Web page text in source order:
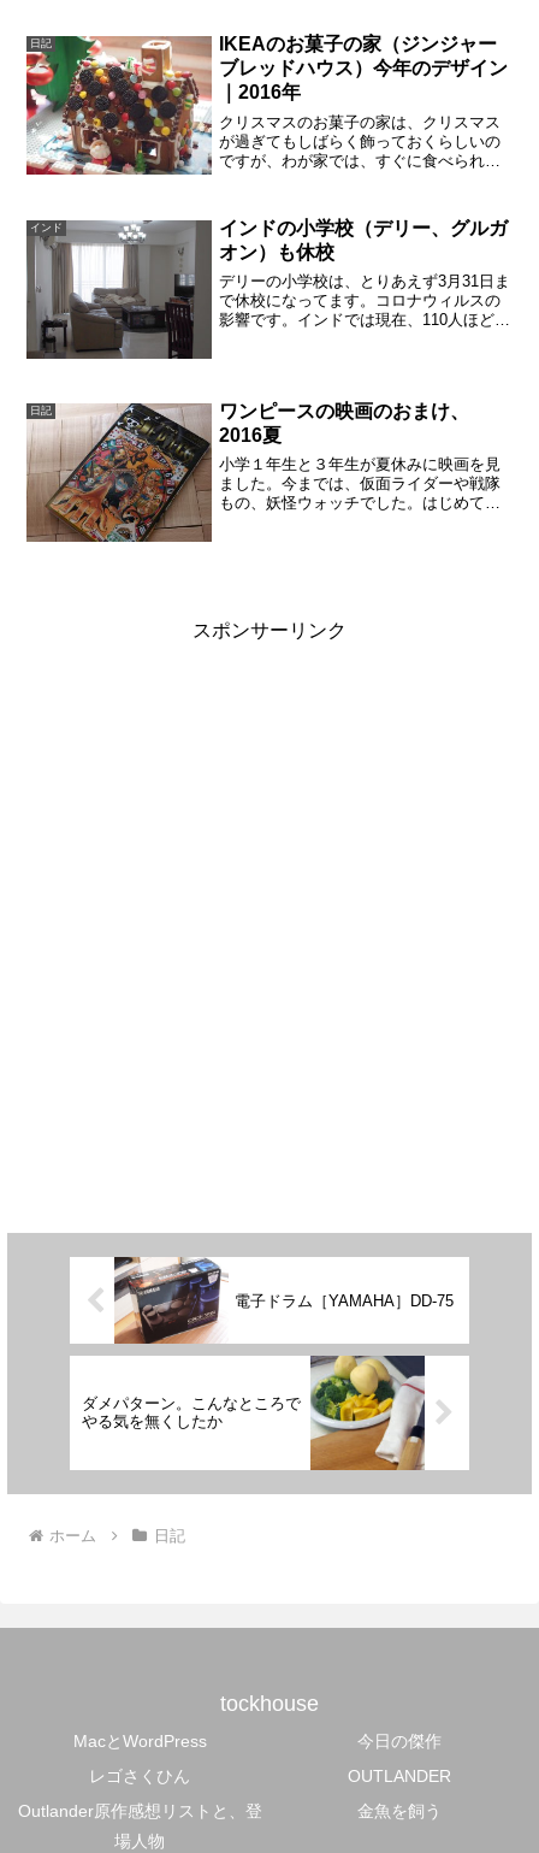
ましたよ。ひなちゃんは10年経って綺麗
になってたよ。エイジ...
日記
IKEAのお菓子の家（ジンジャー
ブレッドハウス）今年のデザイン
｜2016年
クリスマスのお菓子の家は、クリスマス
が過ぎてもしばらく飾っておくらしいの
ですが、わが家では、すぐに食べられて
が「好きに作らせてくれ」と主張すると
思うので、私の自由がきい...
インド
インドの小学校（デリー、グルガ
オン）も休校
デリーの小学校は、とりあえず3月31日ま
で休校になってます。コロナウィルスの
影響です。インドでは現在、110人ほどだ
も、引きこもる準備...
日記
ワンピースの映画のおまけ、
2016夏
小学１年生と３年生が夏休みに映画を見
ました。今までは、仮面ライダーや戦隊
もの、妖怪ウォッチでした。はじめてワ
スポンサーリンク
電子ドラム［YAMAHA］DD-75
ダメパターン。こんなところで
やる気を無くしたか
ホーム 日記
tockhouse
MacとWordPress
今日の傑作
レゴさくひん
OUTLANDER
Outlander原作感想リストと、登
場人物
金魚を飼う